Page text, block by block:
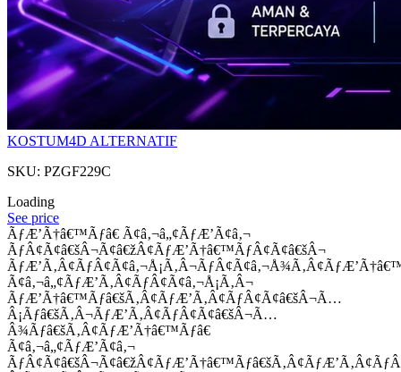
KOSTUM4D ALTERNATIF
SKU: PZGF229C
Loading
See price
ÃƒÆ’Ã†â€™Ãƒâ€ Ã¢â‚¬â„¢ÃƒÆ’Ã¢â‚¬
ÃƒÂ¢Ã¢â€šÂ¬Ã¢â€žÂ¢ÃƒÆ’Ã†â€™ÃƒÂ¢Ã¢â€šÂ¬
Ã¢â‚¬â„¢ÃƒÆ’Ã‚Â¢ÃƒÂ¢Ã¢â‚¬Å¡Ã‚Â¬
ÃƒÆ’Ã†â€™Ãƒâ€šÃ‚Â¢ÃƒÆ’Ã‚Â¢ÃƒÂ¢Ã¢â€šÂ¬Ã…
Â¡Ãƒâ€šÃ‚Â¬ÃƒÆ’Ã‚Â¢ÃƒÂ¢Ã¢â€šÂ¬Ã…
Â¾Ãƒâ€šÃ‚Â¢ÃƒÆ’Ã†â€™Ãƒâ€
Ã¢â‚¬â„¢ÃƒÆ’Ã¢â‚¬